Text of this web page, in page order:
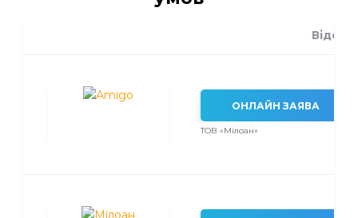
ОНЛАЙН ЗАЯВА
ТОВ «Мілоан»